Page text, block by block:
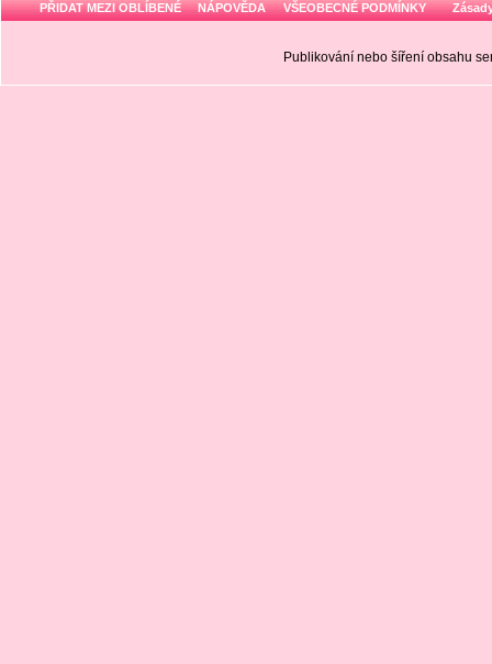
PŘIDAT MEZI OBLÍBENÉ NÁPOVĚDA VŠEOBECNÉ PODMÍNKY
Publikování nebo šíření obsahu